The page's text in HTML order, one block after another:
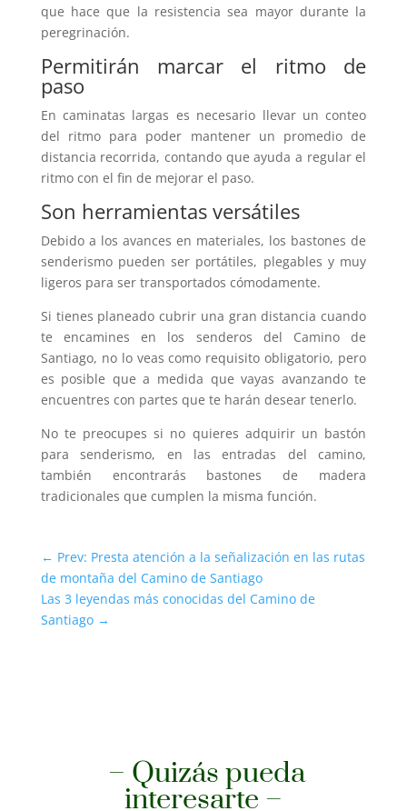
que hace que la resistencia sea mayor durante la
peregrinación.
Permitirán marcar el ritmo de
paso
En caminatas largas es necesario llevar un conteo
del ritmo para poder mantener un promedio de
distancia recorrida, contando que ayuda a regular el
ritmo con el fin de mejorar el paso.
Son herramientas versátiles
Debido a los avances en materiales, los bastones de
senderismo pueden ser portátiles, plegables y muy
ligeros para ser transportados cómodamente.
Si tienes planeado cubrir una gran distancia cuando
te encamines en los senderos del Camino de
Santiago, no lo veas como requisito obligatorio, pero
es posible que a medida que vayas avanzando te
encuentres con partes que te harán desear tenerlo.
No te preocupes si no quieres adquirir un bastón
para senderismo, en las entradas del camino,
también encontrarás bastones de madera
tradicionales que cumplen la misma función.
← Prev: Presta atención a la señalización en las rutas
de montaña del Camino de Santiago
Las 3 leyendas más conocidas del Camino de
Santiago→
– Quizás pueda
interesarte –